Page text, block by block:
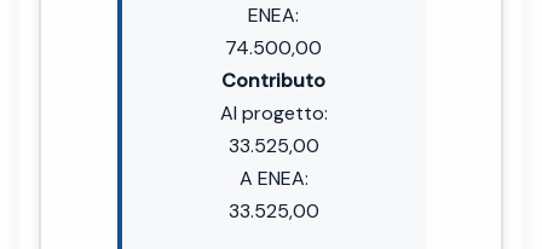
ENEA:
74.500,00
Contributo
Al progetto:
33.525,00
A ENEA:
33.525,00